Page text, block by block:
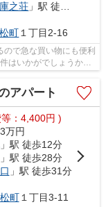
之荘 」駅 徒歩37分
町１丁目2-16
で急な買い物にも便利
はいかがでしょうか。
アパート
：4,400円 )
3万円
」駅 徒歩12分
」駅 徒歩28分
」駅 徒歩31分
町１丁目3-11